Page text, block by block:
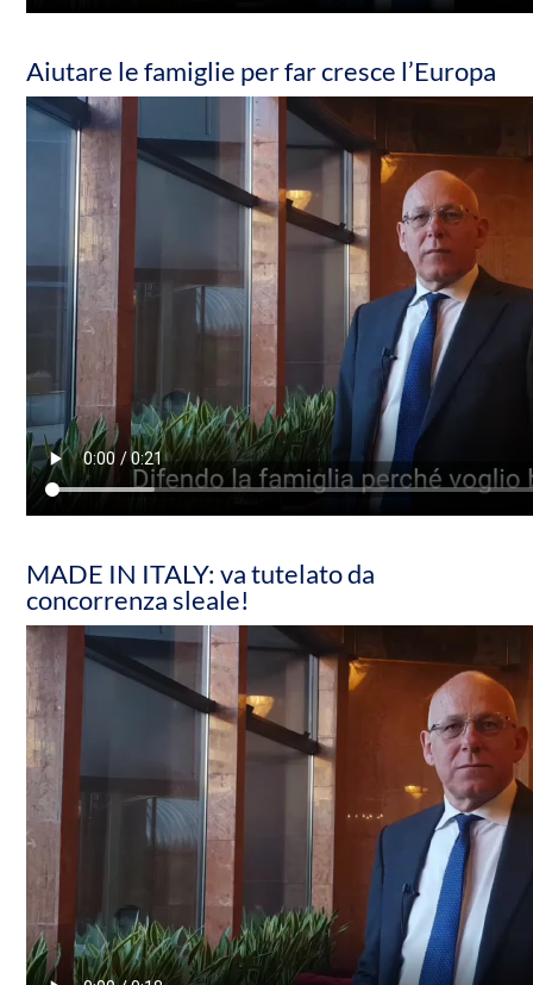
Aiutare le famiglie per far cresce l’Europa
MADE IN ITALY: va tutelato da
concorrenza sleale!